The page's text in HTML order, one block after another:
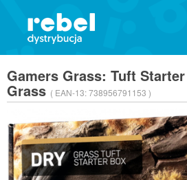
Gamers Grass: Tuft
Grass ( EAN-13:738956791153 )